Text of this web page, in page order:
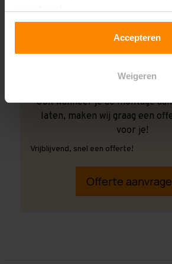
Accepteren
Weigeren
Ook wanneer je de montage
laten, maken wij graag een
voor je!
Vrijblijvend, snel een offerte!
Offerte